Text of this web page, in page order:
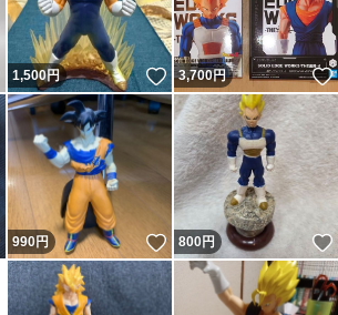
いいね！
1,500円 いいね！
3,700円
いいね！
990円 いいね！
800円